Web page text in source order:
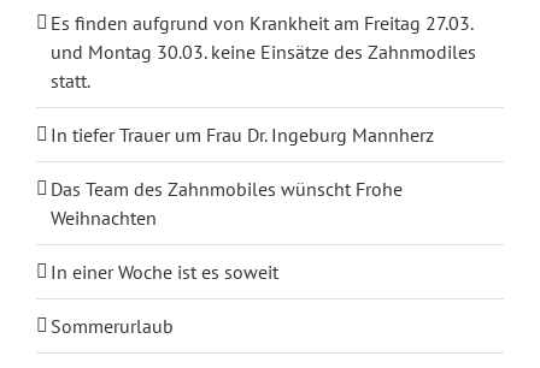
Es finden aufgrund von Krankheit am Freitag 27.03.
und Montag 30.03. keine Einsätze des Zahnmodiles
statt.
In tiefer Trauer um Frau Dr. Ingeburg Mannherz
Das Team des Zahnmobiles wünscht Frohe
Weihnachten
In einer Woche ist es soweit
Sommerurlaub